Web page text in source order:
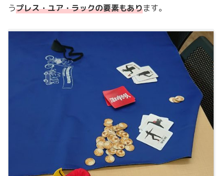
うプレス・ユア・ラックの要素もあります。